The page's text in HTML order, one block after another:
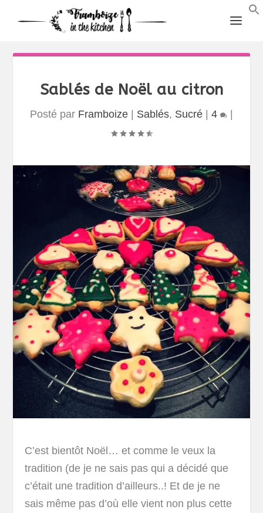
Sablés de Noël au citron
Posté par Framboize Sablés, Sucré 4
C’est bientôt Noël… et comme le veux la
tradition (de je ne sais pas qui a décidé que
c’était une tradition d’ailleurs..! Et de je ne
sais même pas d’où elle vient non plus cette